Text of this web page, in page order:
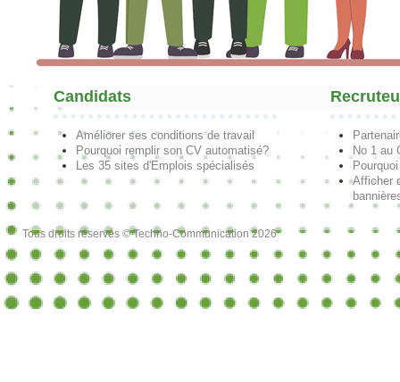
Candidats
Améliorer ses conditions de travail
Pourquoi remplir son CV automatisé?
Les 35 sites d'Emplois spécialisés
No 1 au
Afficher
Tous droits réservés © Techno-Communication 2026